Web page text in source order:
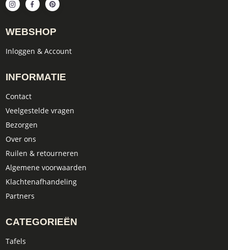
WEBSHOP
Inloggen & Account
INFORMATIE
Contact
Veelgestelde vragen
Bezorgen
Over ons
Ruilen & retourneren
Algemene voorwaarden
Klachtenafhandeling
Partners
CATEGORIEËN
Tafels